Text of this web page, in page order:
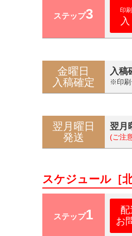
ステップ3 印
金曜日
入稿確定
入稿
※印刷
翌月曜日
発送
翌月
(ご注
スケジュール［
ステップ1
お